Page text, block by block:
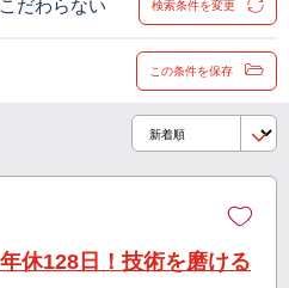
だわらない 検索条件を変更
この条件を保存
休128日！技術を磨ける